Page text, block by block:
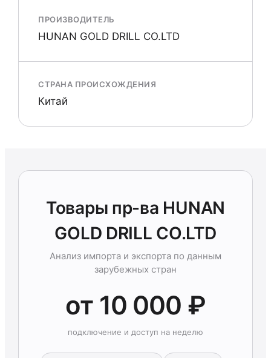
ПРОИЗВОДИТЕЛЬ
HUNAN GOLD DRILL CO.LTD
СТРАНА ПРОИСХОЖДЕНИЯ
Китай
Товары пр-ва HUNAN
GOLD DRILL CO.LTD
Анализ импорта и экспорта по данным
зарубежных стран
от 10 000 ₽
подключение и доступ на неделю